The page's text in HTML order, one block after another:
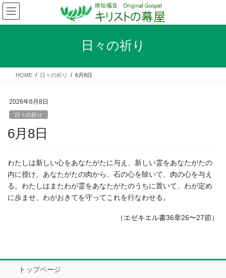
コ
ン
テ
ス
ナ
ビ
ゲ
ン
日々の祈り
HOME 日々の祈り 6月8日
2026年6月8日
日々の祈り
6月8日
わたしは新しい心をあなたがたに与え、新しい霊をあなたがたの
内に授け、あなたがたの肉から、石の心を除いて、肉の心を与え
る。わたしはまたわが霊をあなたがたのうちに置いて、わが定め
に歩ませ、わがおきてを守ってこれを行なわせる。
（エゼキエル書36章26〜27節）
トップページ